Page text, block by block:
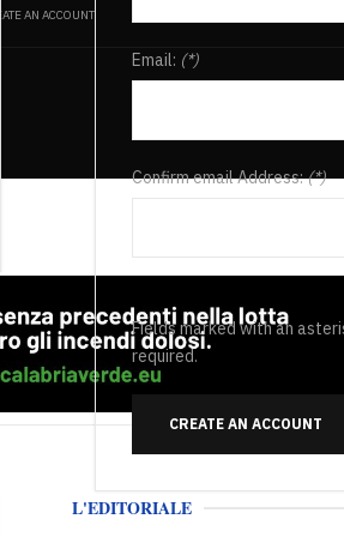
AN ACCOUNT
Email: (*)
Confirm email Address:(*)
Fields marked with an
required.
CREATE AN ACCOUNT
L'EDITORIALE